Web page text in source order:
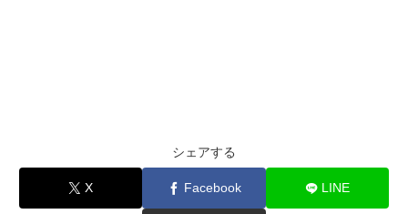
シェアする
X Facebook LINE